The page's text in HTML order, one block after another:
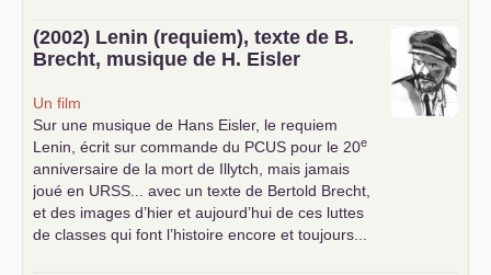
(2002) Lenin (requiem), texte de B.
Brecht, musique de H. Eisler
Un film
Sur une musique de Hans Eisler, le requiem
Lenin, écrit sur commande du PCUS pour le 20e
anniversaire de la mort de Illytch, mais jamais
joué en URSS ... avec un texte de Bertold Brecht,
et des images d’hier et aujourd’hui de ces luttes
de classes qui font l’histoire encore et toujours...